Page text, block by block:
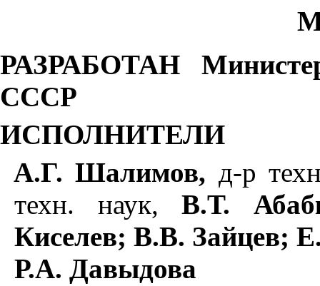
РАЗРАБОТАН
СССР
ИСПОЛНИТЕЛИ
А.Г. Шалимов, д-р
техн. наук, В.Т.
Киселев; В.В. Зайцев;
Р.А. Давыдова